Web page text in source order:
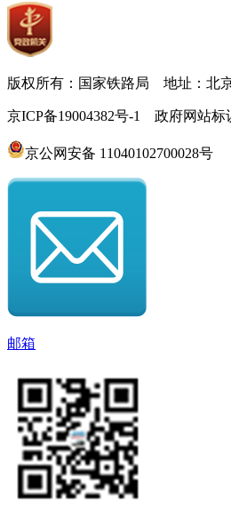
版权所有：国家铁路局 地址：北
京ICP备19004382号-1 政府网站标
京公网安备 11040102700028号
邮箱